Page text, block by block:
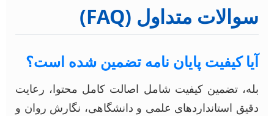
سوالات متداول (FAQ)
آیا کیفیت پایان نامه تضمین شده است؟
بله، تضمین کیفیت شامل اصالت کامل محتوا، رعایت
دقیق استانداردهای علمی و دانشگاهی، نگارش روان و